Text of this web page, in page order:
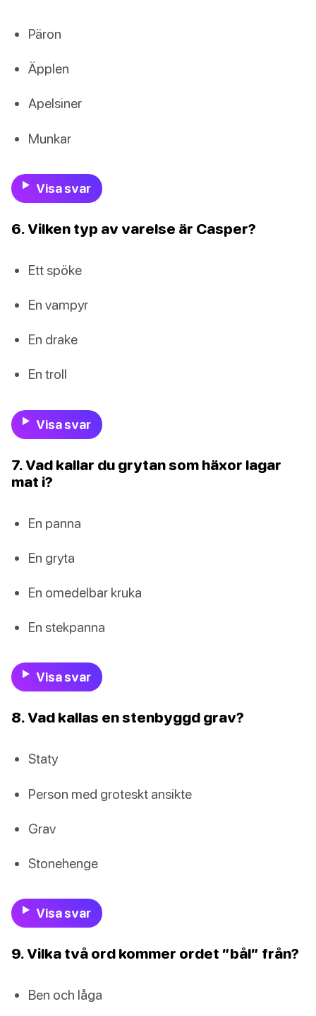
Päron
Äpplen
Apelsiner
Munkar
Visa svar
6. Vilken typ av varelse är Casper?
Ett spöke
En vampyr
En drake
En troll
Visa svar
7. Vad kallar du grytan som häxor lagar
mat i?
En panna
En gryta
En omedelbar kruka
En stekpanna
Visa svar
8. Vad kallas en stenbyggd grav?
Staty
Person med groteskt ansikte
Grav
Stonehenge
Visa svar
9. Vilka två ord kommer ordet ”bål” från?
Ben och låga